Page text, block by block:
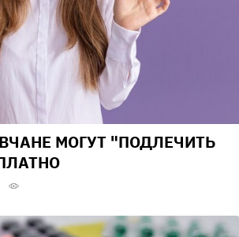
МОГУТ "ПОДЛЕЧИТЬ